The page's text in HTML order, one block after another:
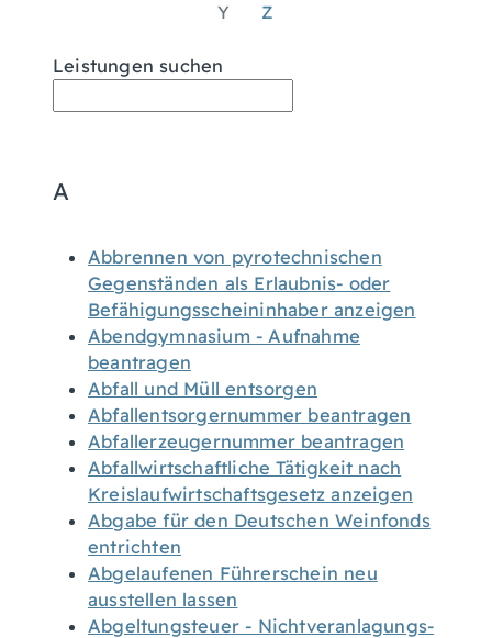
Y Z
Leistungen suchen
A
Abbrennen von pyrotechnischen
Gegenständen als Erlaubnis- oder
Befähigungsscheininhaber anzeigen
Abendgymnasium - Aufnahme
beantragen
Abfall und Müll entsorgen
Abfallentsorgernummer beantragen
Abfallerzeugernummer beantragen
Abfallwirtschaftliche Tätigkeit nach
Kreislaufwirtschaftsgesetz anzeigen
Abgabe für den Deutschen Weinfonds
entrichten
Abgelaufenen Führerschein neu
ausstellen lassen
Abgeltungsteuer - Nichtveranlagungs-